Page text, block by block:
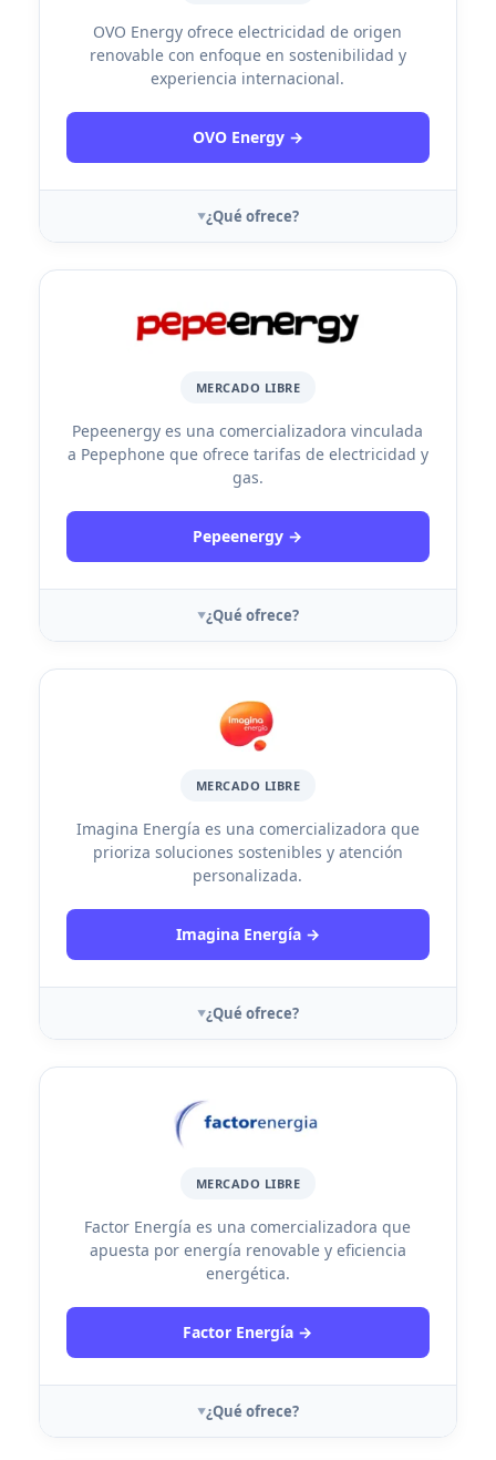
OVO Energy ofrece electricidad de origen
renovable con enfoque en sostenibilidad y
experiencia internacional.
OVO Energy →
¿Qué ofrece?
MERCADO LIBRE
Pepeenergy es una comercializadora vinculada
a Pepephone que ofrece tarifas de electricidad y
gas.
Pepeenergy →
¿Qué ofrece?
MERCADO LIBRE
Imagina Energía es una comercializadora que
prioriza soluciones sostenibles y atención
personalizada.
Imagina Energía →
¿Qué ofrece?
MERCADO LIBRE
Factor Energía es una comercializadora que
apuesta por energía renovable y eficiencia
energética.
Factor Energía →
¿Qué ofrece?